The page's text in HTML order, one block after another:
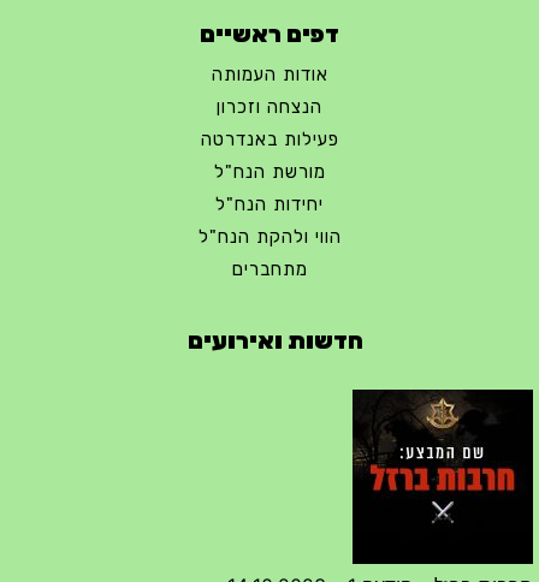
דפים ראשיים
אודות העמותה
הנצחה וזכרון
פעילות באנדרטה
מורשת הנח"ל
יחידות הנח"ל
הווי ולהקת הנח"ל
מתחברים
חדשות ואירועיםחרבות ברזל – הודעה 1 – 14.10.2023